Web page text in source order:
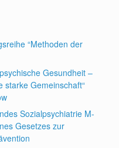
“Methoden der
Gesundheit –
starke Gemeinschaft“
Sozialpsychiatrie M-
Gesetzes zur